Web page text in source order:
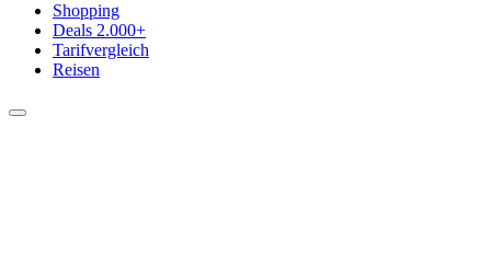
Shopping
Deals 2.000+
Tarifvergleich
Reisen